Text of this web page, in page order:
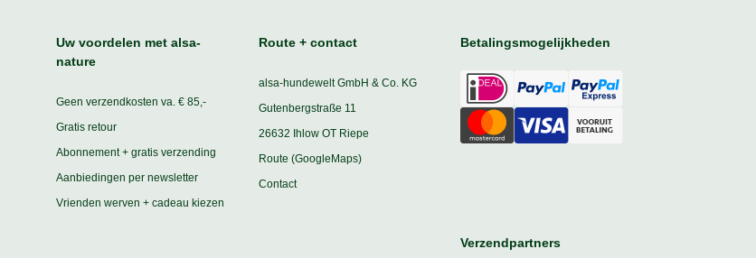
Uw voordelen met alsa-
nature
Geen verzendkosten va. € 85,-
Gratis retour
Abonnement + gratis verzending
Aanbiedingen per newsletter
Vrienden werven + cadeau kiezen
Route + contact
alsa-hundewelt GmbH & Co. KG
Gutenbergstraße 11
26632 Ihlow OT Riepe
Route (GoogleMaps)
Contact
Betalingsmogelijkheden
Verzendpartners